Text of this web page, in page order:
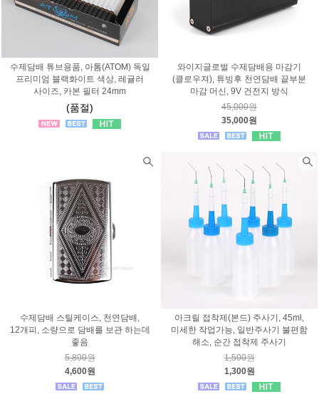
수제담배 튜브용품, 아톰(ATOM) 독일
프리미엄 블랙화이트 색상, 레귤러
사이즈, 카본 필터 24mm
(품절)
와이지글로벌 수제담배용 마감기
(클로우져), 튜빙후 천연담배 끝부분
마감 머신, 9V 건전지 방식
45,000원
35,000원
수제담배 스틸케이스, 천연담배,
12개피, 소량으로 담배를 보관 하는데
좋음
5,800원
4,600원
아크릴 접착제(본드) 주사기, 45ml,
미세한 작업가능, 일반주사기 불편함
해소, 순간 접착제 주사기
1,500원
1,300원